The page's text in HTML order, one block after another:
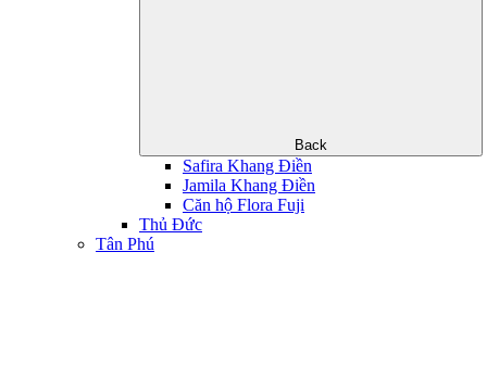
Back
Safira Khang Điền
Jamila Khang Điền
Căn hộ Flora Fuji
Thủ Đức
Tân Phú